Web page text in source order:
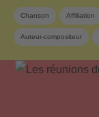
Chanson Affiliation
Auteur-compositeur